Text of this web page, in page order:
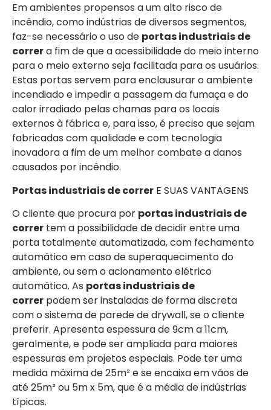
Em ambientes propensos a um alto risco de
incêndio, como indústrias de diversos segmentos,
faz-se necessário o uso de portas industriais de
correra fim de que a acessibilidade do meio interno
para o meio externo seja facilitada para os usuários.
Estas portas servem para enclausurar o ambiente
incendiado e impedir a passagem da fumaça e do
calor irradiado pelas chamas para os locais
externos à fábrica e, para isso, é preciso que sejam
fabricadas com qualidade e com tecnologia
inovadora a fim de um melhor combate a danos
causados por incêndio.
Portas industriais de correr E SUAS VANTAGENS
O cliente que procura por portas industriais de
correr tem a possibilidade de decidir entre uma
porta totalmente automatizada, com fechamento
automático em caso de superaquecimento do
ambiente, ou sem o acionamento elétrico
automático. As portas industriais de
correr podem ser instaladas de forma discreta
com o sistema de parede de drywall, se o cliente
preferir. Apresenta espessura de 9cm a 11cm,
geralmente, e pode ser ampliada para maiores
espessuras em projetos especiais. Pode ter uma
medida máxima de 25m² e se encaixa em vãos de
até 25m² ou 5m x 5m, que é a média de indústrias
típicas.